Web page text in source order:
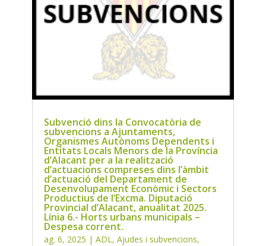
Subvenció dins la Convocatòria de
subvencions a Ajuntaments,
Organismes Autònoms Dependents i
Entitats Locals Menors de la Província
d’Alacant per a la realització
d’actuacions compreses dins l’àmbit
d’actuació del Departament de
Desenvolupament Econòmic i Sectors
Productius de l’Excma. Diputació
Provincial d’Alacant, anualitat 2025.
Línia 6.- Horts urbans municipals –
Despesa corrent.
ag. 6, 2025 | ADL, Ajudes i subvencions,